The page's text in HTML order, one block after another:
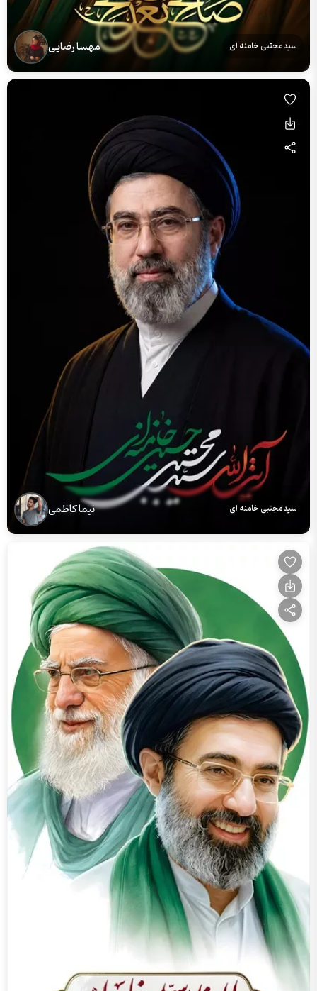
سید مجتبی خامنه ای مهسا رضایی
سید مجتبی خامنه ای نیما کاظمی